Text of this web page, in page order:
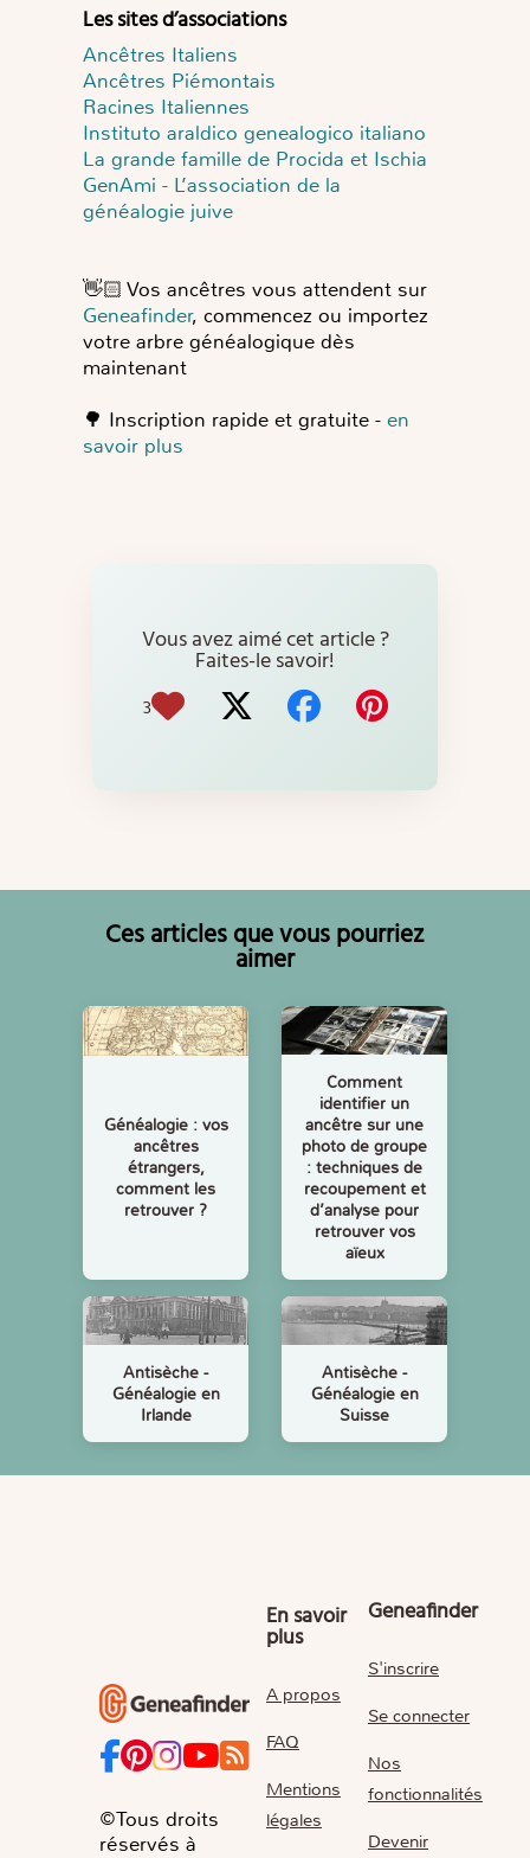
Les sites d’associations
Ancêtres Italiens
Ancêtres Piémontais
Racines Italiennes
Instituto araldico genealogico italiano
La grande famille de Procida et Ischia
GenAmi - L’association de la
généalogie juive
👋🏻 Vos ancêtres vous attendent sur
Geneafinder, commencez ou importez
votre arbre généalogique dès
maintenant
🌳 Inscription rapide et gratuite - en
savoir plus
Vous avez aimé cet article ?
Faites-le savoir!
3
Ces articles que vous pourriez
aimer
Généalogie : vos
ancêtres
étrangers,
comment les
retrouver ?
Comment
identifier un
ancêtre sur une
photo de groupe
: techniques de
recoupement et
d’analyse pour
retrouver vos
aïeux
Antisèche -
Généalogie en
Irlande
Antisèche -
Généalogie en
Suisse
©Tous droits
réservés à
En savoir
plus
A propos
FAQ
Mentions
légales
Geneafinder
S'inscrire
Se connecter
Nos
fonctionnalités
Devenir